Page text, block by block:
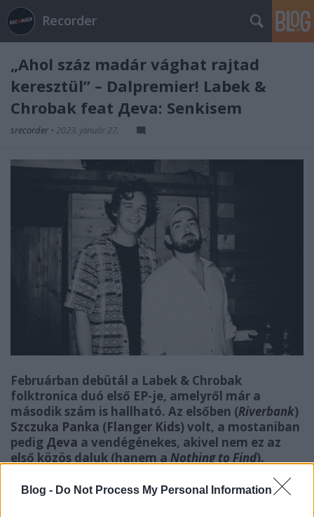
Blog - Do Not Process My Personal Information
Recorder
„Ahol száz madár vághat rajtad
keresztül” – Dalpremier! Labek &
Chrobak feat Дeva: Senkisem
srecorder • 2023. január 27.
Februárban debütál a Labek & Chrobak
folktronica duó első EP-je, amelyről már a
második szám is hallható. Az elsőben (Riverbank)
Szczuka Panka (Flanger Kids) volt, a mostaniban
pedig Дeva a vendégénekes, akivel nem ez az
első közös daluk (hanem a Nothing to Find).
Senkisemegy pirkadati harmatcseppet szimbolizál,